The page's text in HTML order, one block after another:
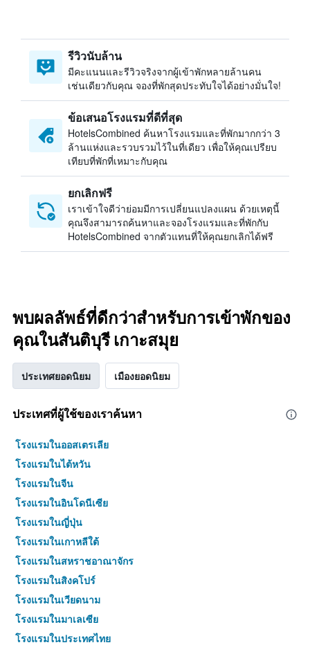
รีวิวนับล้าน
มีคะแนนและรีวิวจริงจากผู้เข้าพักหลายล้านคน
เช่นเดียวกับคุณ จองที่พักสุดประทับใจได้อย่างมั่นใจ!
ข้อเสนอโรงแรมที่ดีที่สุด
HotelsCombined ค้นหาโรงแรมและที่พักมากกว่า 3
ล้านแห่งและรวบรวมไว้ในที่เดียว เพื่อให้คุณเปรียบ
เทียบที่พักที่เหมาะกับคุณ
ยกเลิกฟรี
เราเข้าใจดีว่าย่อมมีการเปลี่ยนแปลงแผน ด้วยเหตุนี้
คุณจึงสามารถค้นหาและจองโรงแรมและที่พักกับ
HotelsCombined จากตัวแทนที่ให้คุณยกเลิกได้ฟรี
พบผลลัพธ์ที่ดีกว่าสำหรับการเข้าพักของ
คุณในสันติบุรี เกาะสมุย
ประเทศยอดนิยม เมืองยอดนิยม
ประเทศที่ผู้ใช้ของเราค้นหา
โรงแรมในออสเตรเลีย
โรงแรมในไต้หวัน
โรงแรมในจีน
โรงแรมในอินโดนีเซีย
โรงแรมในญี่ปุ่น
โรงแรมในเกาหลีใต้
โรงแรมในสหราชอาณาจักร
โรงแรมในสิงคโปร์
โรงแรมในเวียดนาม
โรงแรมในมาเลเซีย
โรงแรมในประเทศไทย